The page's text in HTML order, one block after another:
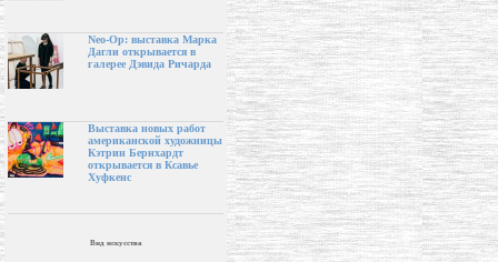
Neo-Op: выставка Марка
Дагли открывается в
галерее Дэвида Ричарда
Выставка новых работ
американской художницы
Кэтрин Бернхардт
открывается в Ксавье
Хуфкенс
Вид искусства